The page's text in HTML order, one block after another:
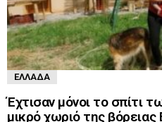
ΕΛΛΆΔΑ
Έχτισαν μόνοι το σπίτι
μικρό χωριό της